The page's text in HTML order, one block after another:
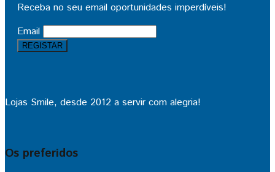
Receba no seu email oportunidades imperdíveis!
Email
Lojas Smile, desde 2012 a servir com alegria!
Os preferidos